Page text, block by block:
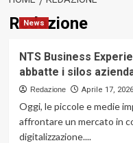
Redazione
News
NTS Business
abbatte i silos
Redazione Aprile 17, 2026
Oggi, le piccole e medie
affrontare un mercato in
digitalizzazione....